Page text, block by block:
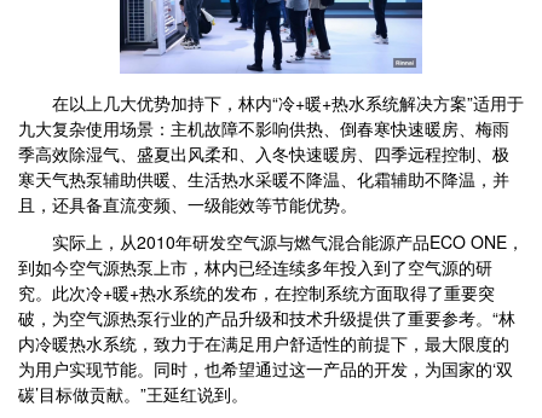
在以上几大优势加持下，林内“冷+暖+热水系统解决方案”适用于
九大复杂使用场景：主机故障不影响供热、倒春寒快速暖房、梅雨
季高效除湿气、盛夏出风柔和、入冬快速暖房、四季远程控制、极
寒天气热泵辅助供暖、生活热水采暖不降温、化霜辅助不降温，并
且，还具备直流变频、一级能效等节能优势。
实际上，从2010年研发空气源与燃气混合能源产品ECO ONE，
到如今空气源热泵上市，林内已经连续多年投入到了空气源的研
究。此次冷+暖+热水系统的发布，在控制系统方面取得了重要突
破，为空气源热泵行业的产品升级和技术升级提供了重要参考。“林
内冷暖热水系统，致力于在满足用户舒适性的前提下，最大限度的
为用户实现节能。同时，也希望通过这一产品的开发，为国家的‘双
碳’目标做贡献。”王延红说到。